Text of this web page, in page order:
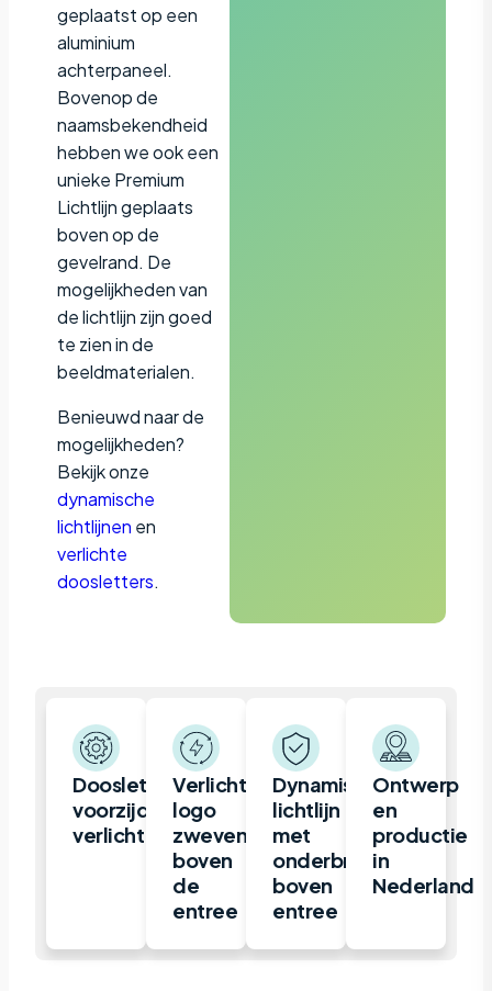
geplaatst op een
aluminium
achterpaneel.
Bovenop de
naamsbekendheid
hebben we ook een
unieke Premium
Lichtlijn geplaats
boven op de
gevelrand. De
mogelijkheden van
de lichtlijn zijn goed
te zien in de
beeldmaterialen.
Benieuwd naar de
mogelijkheden?
Bekijk onze
dynamische
lichtlijnen en
verlichte
doosletters.
Doosletter,
voorzijde
verlicht
Verlicht
logo
zwevend
boven
de
entree
Dynamische
lichtlijn
met
onderbreking
boven
entree
Ontwerp
en
productie
in
Nederland